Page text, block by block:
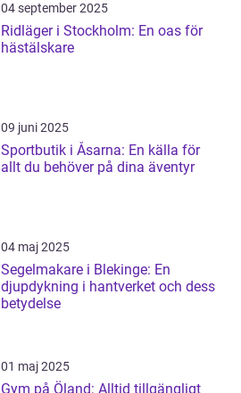
04 september 2025
Ridläger i Stockholm: En oas för
hästälskare
09 juni 2025
Sportbutik i Åsarna: En källa för
allt du behöver på dina äventyr
04 maj 2025
Segelmakare i Blekinge: En
djupdykning i hantverket och dess
betydelse
01 maj 2025
Gym på Öland: Alltid tillgängligt